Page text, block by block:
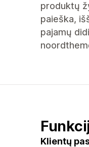
produktų
paieška,
pajamų
Klientų